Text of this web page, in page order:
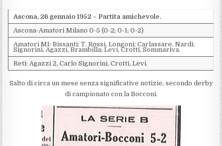
Ascona, 26 gennaio 1952 – Partita amichevole.
Ascona-Amatori Milano 0-5 (0-2; 0-1; 0-2)
Amatori MI: Bissanti; T. Rossi, Longoni; Carlassare, Nardi;
Signorini, Agazzi, Brambilla; Levi, Crotti, Sommariva.
Reti: Agazzi 2, Carlo Signorini, Crotti, Levi.
Salto di circa un mese senza significative notizie, secondo derby
di campionato con la Bocconi.